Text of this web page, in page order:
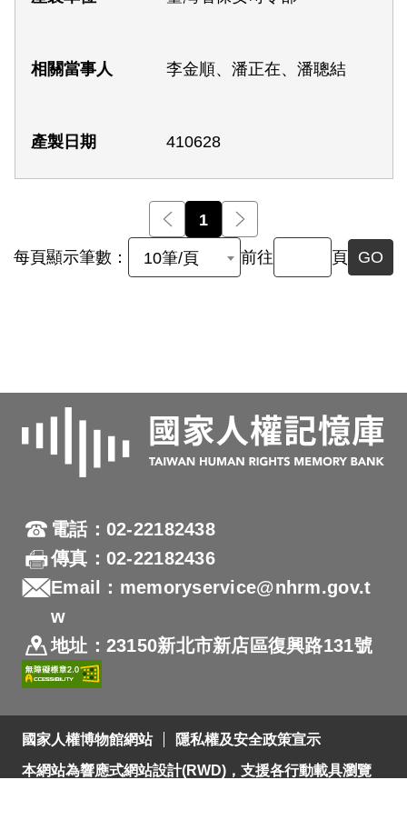
李金順、潘正在、潘聰結
410628
前一頁
1
每頁顯示筆數： 10筆/頁 前往 頁 GO
電話：02-22182438
傳真：02-22182436
Email：memoryservice@nhrm.gov.t
w
地址：23150新北市新店區復興路131號
國家人權博物館網站
隱私權及安全政策宣示
本網站為響應式網站設計(RWD)，支援各行動載具瀏覽